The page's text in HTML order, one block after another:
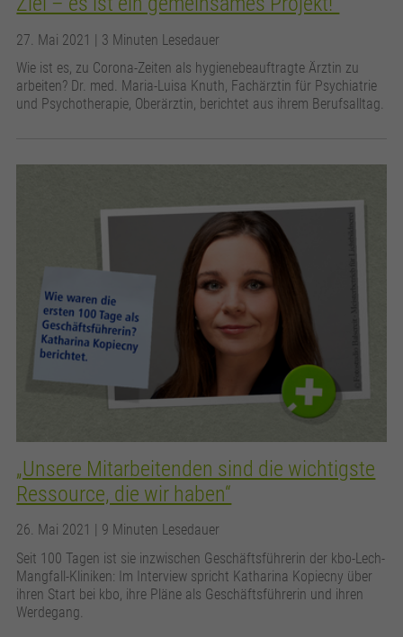
27. Mai 2021 | 3 Minuten Lesedauer
Wie ist es, zu Corona-Zeiten als hygienebeauftragte Ärztin zu
arbeiten? Dr. med. Maria-Luisa Knuth, Fachärztin für Psychiatrie
und Psychotherapie, Oberärztin, berichtet aus ihrem Berufsalltag.
„Unsere Mitarbeitenden sind die wichtigste
Ressource, die wir haben“
26. Mai 2021
| 9 Minuten Lesedauer
Seit 100 Tagen ist sie inzwischen Geschäftsführerin der kbo-Lech-
Mangfall-Kliniken: Im Interview spricht Katharina Kopiecny über
ihren Start bei kbo, ihre Pläne als Geschäftsführerin und ihren
Werdegang.